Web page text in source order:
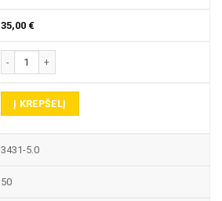
35,00 €
produkto kiekis: 3431 PIRŠTINĖ FREZA
Į KREPŠELĮ
3431-5.0
50